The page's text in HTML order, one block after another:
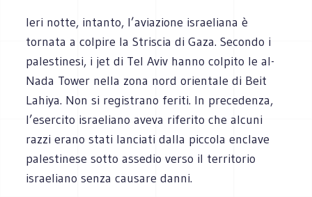
Ieri notte, intanto, l’aviazione israeliana è
tornata a colpire la Striscia di Gaza. Secondo i
palestinesi, i jet di Tel Aviv hanno colpito le al-
Nada Tower nella zona nord orientale di Beit
Lahiya. Non si registrano feriti. In precedenza,
l’esercito israeliano aveva riferito che alcuni
razzi erano stati lanciati dalla piccola enclave
palestinese sotto assedio verso il territorio
israeliano senza causare danni.